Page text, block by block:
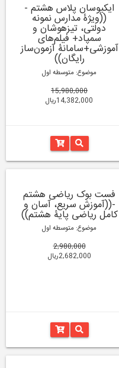
ایکیوسان پلاس هشتم -
((ویژۀ مدارس نمونه
دولتی، تیزهوشان و
سمپاد+ فیلم‌های
آموزشی+سامانۀ آزمون‌ساز
رایگان))
موضوع: متوسطه اول
15,980,000
14,382,000ریال
فست بوک ریاضی هشتم
-((آموزش سریع، آسان و
کامل ریاضی پایۀ هشتم))
موضوع: متوسطه اول
2,980,000
2,682,000ریال